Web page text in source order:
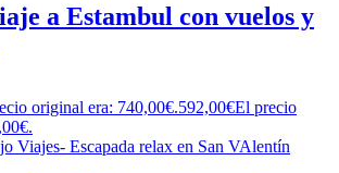
a Estambul con vuelos y
original era: 740,00€.592,00€El precio